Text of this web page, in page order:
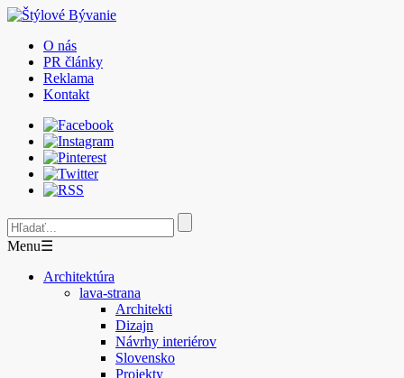
O nás
PR články
Reklama
Kontakt
Menu☰
Architektúra
lava-strana
Architekti
Dizajn
Návrhy interiérov
Slovensko
Projekty